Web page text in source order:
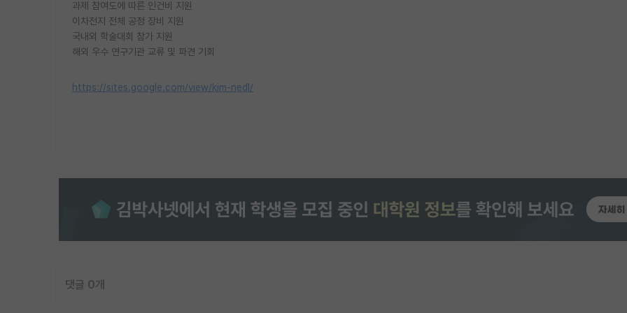
과제 참여도에 따른 인건비 지원
이차전지 전체 공정 장비 지원
국내외 학술대회 참가 지원
해외 우수 연구기관 교류 및 파견 기회
https://sites.google.com/view/kim-nedl/
댓글 0개